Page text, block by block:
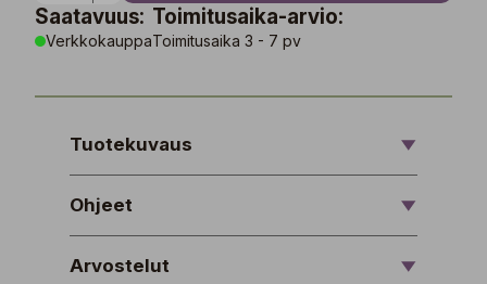
Saatavuus:
Verkkokauppa
Toimitusaika-arvio:
Toimitusaika 3 - 7 pv
Tuotekuvaus
Ohjeet
Arvostelut